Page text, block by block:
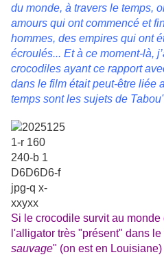
du monde, à travers le temps,
amours qui ont commencé et
hommes, des empires qui ont
écroulés... Et à ce moment-là,
crocodiles ayant ce rapport
dans le film était peut-être liée
temps sont les sujets de Tabou'
Si le crocodile survit au monde
l'alligator très "présent" dans le
sauvage" (on est en